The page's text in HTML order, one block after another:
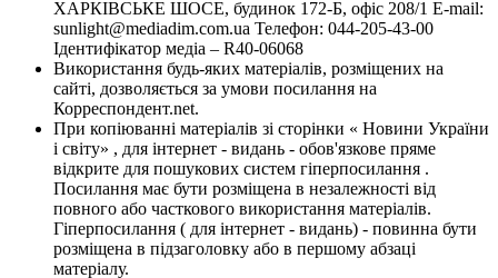
ХАРКІВСЬКЕ ШОСЕ, будинок 172-Б, офіс 208/1 E-mail:
sunlight@mediadim.com.ua Телефон: 044-205-43-00
Ідентифікатор медіа – R40-06068
Використання будь-яких матеріалів, розміщених на
сайті, дозволяється за умови посилання на
Корреспондент.net.
При копіюванні матеріалів зі сторінки « Новини України
і світу» , для інтернет - видань - обов'язкове пряме
відкрите для пошукових систем гіперпосилання .
Посилання має бути розміщена в незалежності від
повного або часткового використання матеріалів.
Гіперпосилання ( для інтернет - видань) - повинна бути
розміщена в підзаголовку або в першому абзаці
матеріалу.